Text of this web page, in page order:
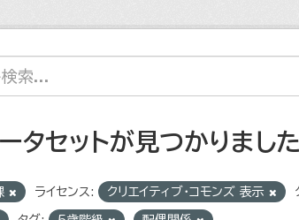
タセットが見つかりました
ライセンス: クリエイティブ・コモンズ 表示